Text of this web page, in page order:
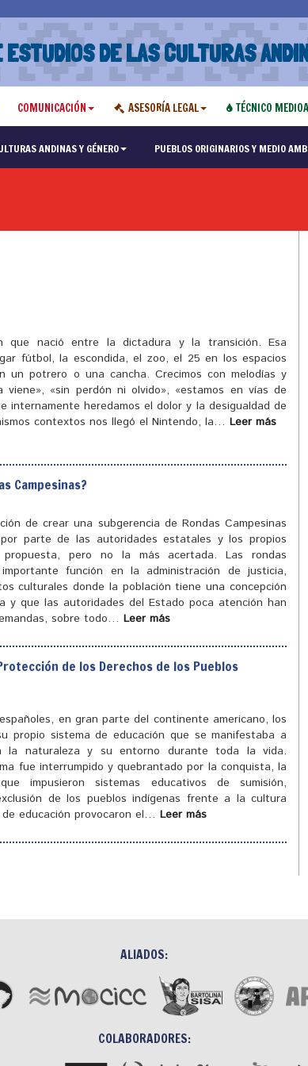
DE LAS CULTURAS
COMUNICACIÓN ASESORÍA LEGAL TÉCNICO
ANDINAS Y GÉNERO PUEBLOS ORIGINARIOS Y MEDIO
que nació entre la dictadura y la transición. Esa
fútbol, la escondida, el zoo, el 25 en los espacios
un potrero o una cancha. Crecimos con melodías y
viene», «sin perdón ni olvido», «estamos en vías de
internamente heredamos el dolor y la desigualdad de
contextos nos llegó el Nintendo, la… Leer más
Campesinas?
de crear una subgerencia de Rondas Campesinas
parte de las autoridades estatales y los propios
pero no la más acertada. Las rondas
función en la administración de justicia,
culturales donde la población tiene una concepción
y que las autoridades del Estado poca atención han
sobre todo… Leer más
de los Derechos de los Pueblos
en gran parte del continente americano, los
propio sistema de educación que se manifestaba a
la naturaleza y su entorno durante toda la vida.
fue interrumpido y quebrantado por la conquista, la
impusieron sistemas educativos de sumisión,
de los pueblos indígenas frente a la cultura
educación provocaron el… Leer más
ALIADOS:
COLABORADORES: